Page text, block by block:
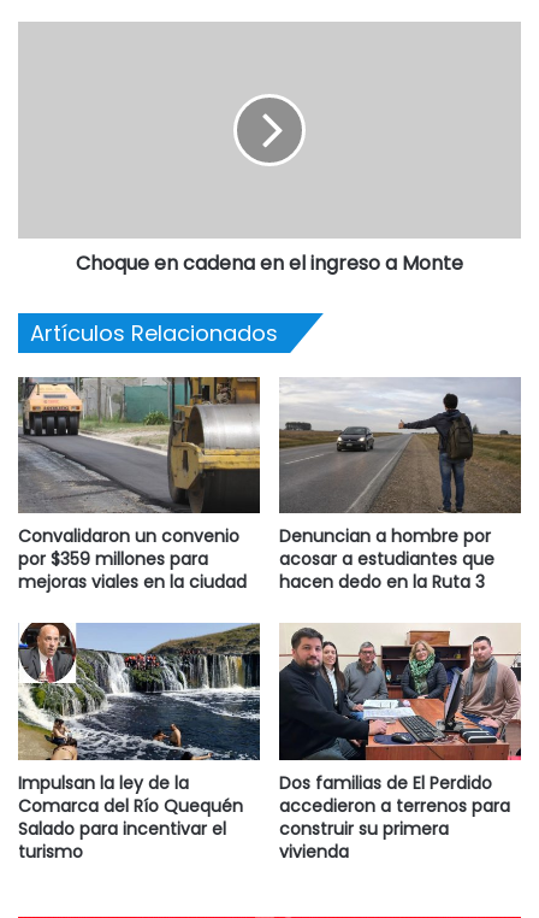
Choque en cadena en el ingreso a Monte
Artículos Relacionados
Convalidaron un convenio
por $359 millones para
mejoras viales en la ciudad
Denuncian a hombre por
acosar a estudiantes que
hacen dedo en la Ruta 3
Impulsan la ley de la
Comarca del Río Quequén
Salado para incentivar el
turismo
Dos familias de El Perdido
accedieron a terrenos para
construir su primera
vivienda